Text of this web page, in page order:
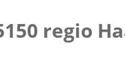
regio